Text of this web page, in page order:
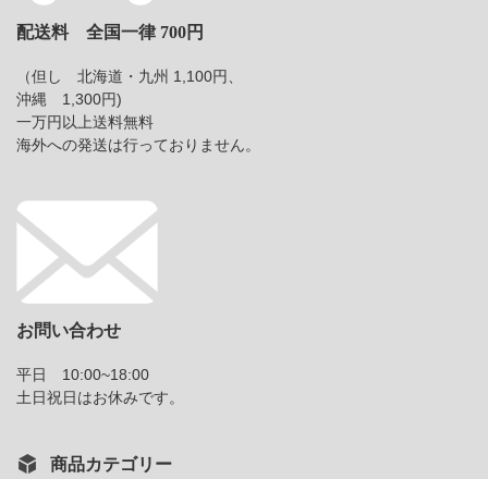
配送料 全国一律 700円
（但し 北海道・九州 1,100円、
沖縄 1,300円)
一万円以上送料無料
海外への発送は行っておりません。
お問い合わせ
平日 10:00~18:00
土日祝日はお休みです。
商品カテゴリー